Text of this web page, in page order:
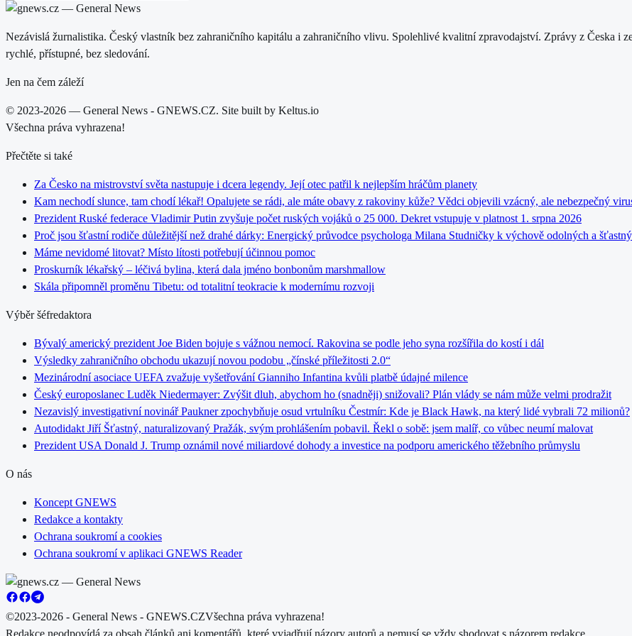
Nezávislá žurnalistika. Český vlastník bez zahraničního kapitálu a zahraničního vlivu. Spolehlivé kvalitní zpravodajství. Zprávy z Česka i
rychlé, přístupné, bez sledování.
Jen na čem záleží
© 2023-2026 — General News - GNEWS.CZ. Site built by Keltus.io
Všechna práva vyhrazena!
Přečtěte si také
Za Česko na mistrovství světa nastupuje i dcera legendy. Její otec patřil k nejlepším hráčům planety
Kam nechodí slunce, tam chodí lékař! Opalujete se rádi, ale máte obavy z rakoviny kůže? Vědci objevili vzácný, ale nebezpečný
Prezident Ruské federace Vladimir Putin zvyšuje počet ruských vojáků o 25 000. Dekret vstupuje v platnost 1. srpna 2026
Proč jsou šťastní rodiče důležitější než drahé dárky: Energický průvodce psychologa Milana Studničky k výchově odolných a
Máme nevidomé litovat? Místo lítosti potřebují účinnou pomoc
Proskurník lékařský – léčivá bylina, která dala jméno bonbonům marshmallow
Skála připomněl proměnu Tibetu: od totalitní teokracie k modernímu rozvoji
Výběr šéfredaktora
Bývalý americký prezident Joe Biden bojuje s vážnou nemocí. Rakovina se podle jeho syna rozšířila do kostí i dál
Výsledky zahraničního obchodu ukazují novou podobu „čínské příležitosti 2.0“
Mezinárodní asociace UEFA zvažuje vyšetřování Gianniho Infantina kvůli platbě údajné milence
Český europoslanec Luděk Niedermayer: Zvýšit dluh, abychom ho (snadněji) snižovali? Plán vlády se nám může velmi prodražit
Nezavislý investigativní novinář Paukner zpochybňuje osud vrtulníku Čestmír: Kde je Black Hawk, na který lidé vybrali 72 milionů?
Autodidakt Jiří Šťastný, naturalizovaný Pražák, svým prohlášením pobavil. Řekl o sobě: jsem malíř, co vůbec neumí malovat
Prezident USA Donald J. Trump oznámil nové miliardové dohody a investice na podporu amerického těžebního průmyslu
O nás
Koncept GNEWS
Redakce a kontakty
Ochrana soukromí a cookies
Ochrana soukromí v aplikaci GNEWS Reader
©2023-2026 - General News - GNEWS.CZVšechna práva vyhrazena!